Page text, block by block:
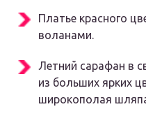
Платье красного
воланами.
Летний сарафан в
из больших ярких
широкополая